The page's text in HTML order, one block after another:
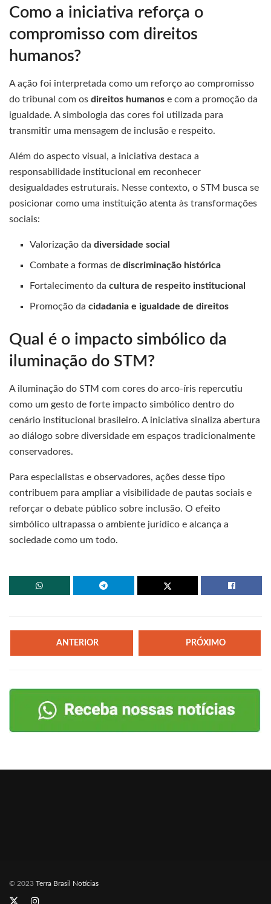
Como a iniciativa reforça o
compromisso com direitos
humanos?
A ação foi interpretada como um reforço ao compromisso
do tribunal com os direitos humanos e com a promoção da
igualdade. A simbologia das cores foi utilizada para
transmitir uma mensagem de inclusão e respeito.
Além do aspecto visual, a iniciativa destaca a
responsabilidade institucional em reconhecer
desigualdades estruturais. Nesse contexto, o STM busca se
posicionar como uma instituição atenta às transformações
sociais:
Valorização dadiversidade social
Combate a formas dediscriminação histórica
Fortalecimento dacultura de respeito institucional
Promoção dacidadania e igualdade de direitos
Qual é o impacto simbólico da
iluminação do STM?
A iluminação do STM com cores do arco-íris repercutiu
como um gesto de forte impacto simbólico dentro do
cenário institucional brasileiro. A iniciativa sinaliza abertura
ao diálogo sobre diversidade em espaços tradicionalmente
conservadores.
Para especialistas e observadores, ações desse tipo
contribuem para ampliar a visibilidade de pautas sociais e
reforçar o debate público sobre inclusão. O efeito
simbólico ultrapassa o ambiente jurídico e alcança a
sociedade como um todo.
ANTERIOR PRÓXIMO
© 2023 Terra Brasil Notícias